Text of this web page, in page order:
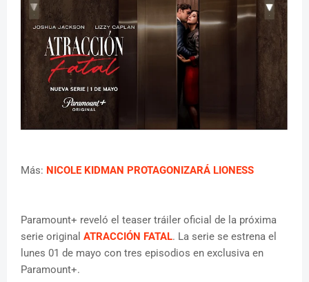
Más: NICOLE KIDMAN PROTAGONIZARÁ LIONESS
Paramount+ reveló el teaser tráiler oficial de la próxima
serie original ATRACCIÓN FATAL. La serie se estrena el
lunes 01 de mayo con tres episodios en exclusiva en
Paramount+.